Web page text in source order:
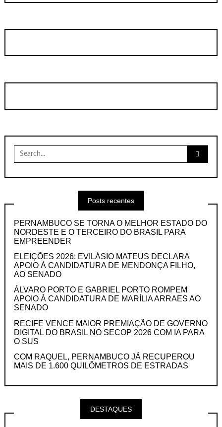
Search
for:
Posts recentes
PERNAMBUCO SE TORNA O MELHOR ESTADO DO
NORDESTE E O TERCEIRO DO BRASIL PARA
EMPREENDER
ELEIÇÕES 2026: EVILÁSIO MATEUS DECLARA
APOIO À CANDIDATURA DE MENDONÇA FILHO,
AO SENADO
ÁLVARO PORTO E GABRIEL PORTO ROMPEM
APOIO À CANDIDATURA DE MARÍLIA ARRAES AO
SENADO
RECIFE VENCE MAIOR PREMIAÇÃO DE GOVERNO
DIGITAL DO BRASIL NO SECOP 2026 COM IA PARA
O SUS
COM RAQUEL, PERNAMBUCO JÁ RECUPEROU
MAIS DE 1.600 QUILÔMETROS DE ESTRADAS
DESTAQUES